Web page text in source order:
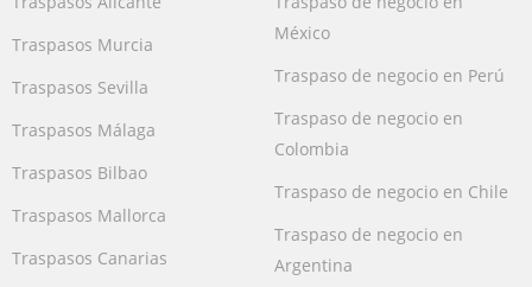
Traspasos Murcia
Traspasos Sevilla
Traspasos Málaga
Traspasos Bilbao
Traspasos Mallorca
Traspasos Canarias
México
Traspaso de negocio en Perú
Traspaso de negocio en
Colombia
Traspaso de negocio en Chile
Traspaso de negocio en
Argentina